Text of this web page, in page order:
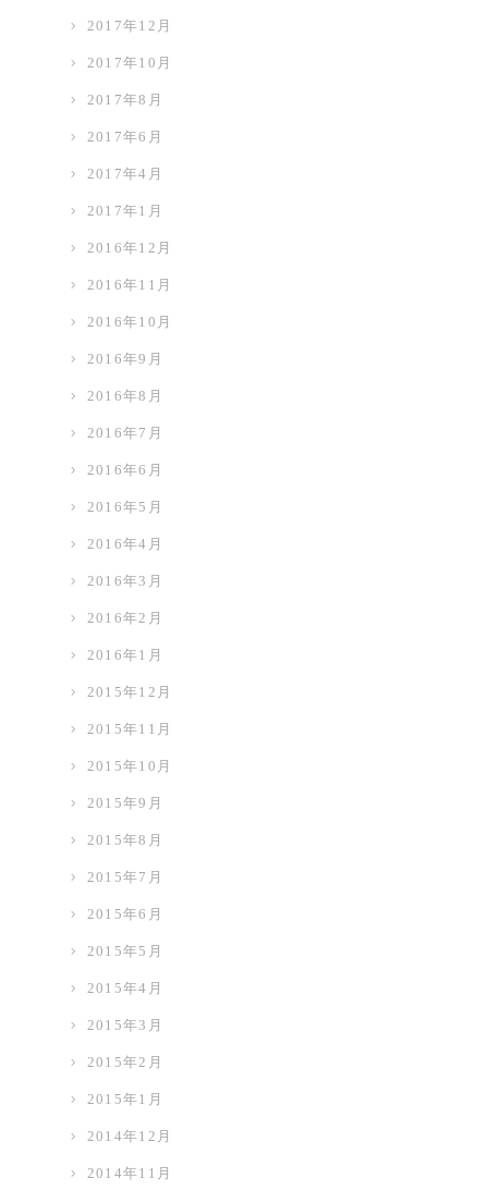
2017年12月
2017年10月
2017年8月
2017年6月
2017年4月
2017年1月
2016年12月
2016年11月
2016年10月
2016年9月
2016年8月
2016年7月
2016年6月
2016年5月
2016年4月
2016年3月
2016年2月
2016年1月
2015年12月
2015年11月
2015年10月
2015年9月
2015年8月
2015年7月
2015年6月
2015年5月
2015年4月
2015年3月
2015年2月
2015年1月
2014年12月
2014年11月